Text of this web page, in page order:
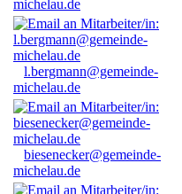
michelau.de
l.bergmann@gemeinde-
michelau.de
biesenecker@gemeinde-
michelau.de